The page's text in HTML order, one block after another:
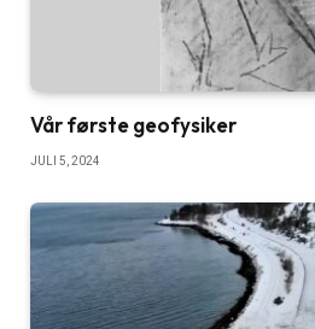
Vår første geofysiker
JULI 5, 2024